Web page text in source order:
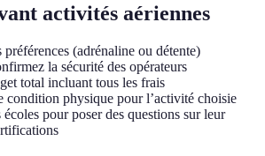
activités aériennes
(adrénaline ou détente)
la sécurité des opérateurs
total incluant tous les frais
physique pour l’activité choisie
pour poser des questions sur leur